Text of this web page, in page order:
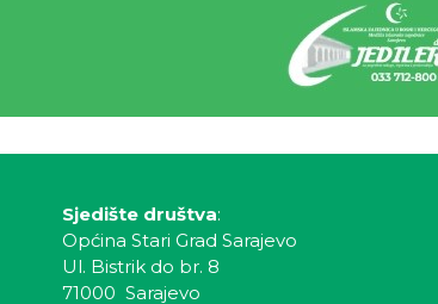
Sjedište društva:
Općina Stari Grad Sarajevo
Ul. Bistrik do br. 8
71000 Sarajevo